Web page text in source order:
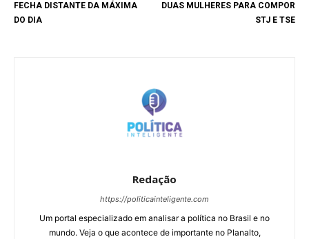
FECHA DISTANTE DA MÁXIMA
DO DIA
DUAS MULHERES PARA COMPOR
STJ E TSE
Redação
https://politicainteligente.com
Um portal especializado em analisar a política no Brasil e no
mundo. Veja o que acontece de importante no Planalto,